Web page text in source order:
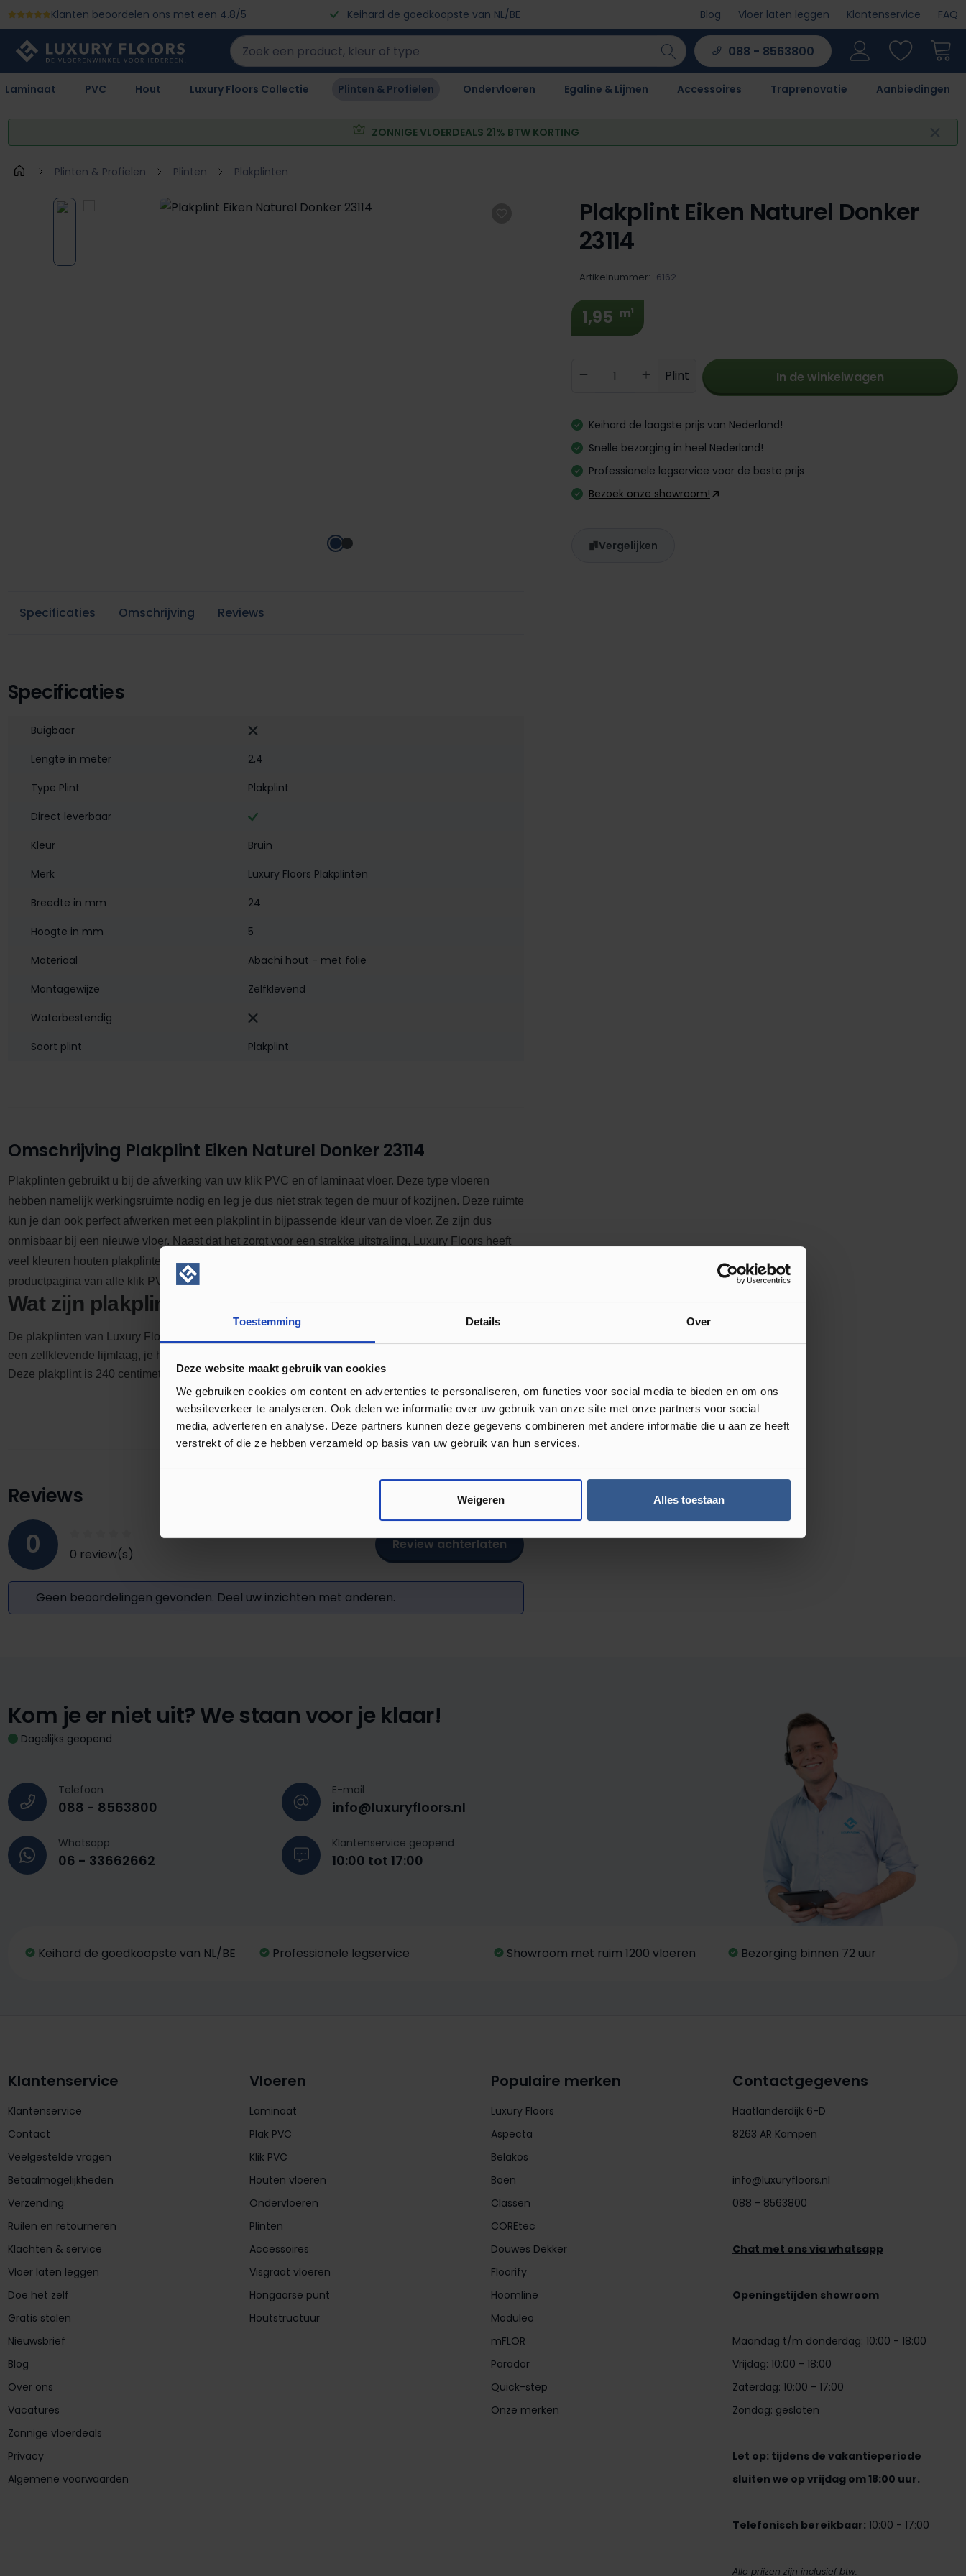
Toestemming Details Over
Deze website maakt gebruik van cookies
We gebruiken cookies om content en advertenties te personaliseren, om functies voor social media te bieden en om ons
websiteverkeer te analyseren. Ook delen we informatie over uw gebruik van onze site met onze partners voor social
media, adverteren en analyse. Deze partners kunnen deze gegevens combineren met andere informatie die u aan ze heeft
verstrekt of die ze hebben verzameld op basis van uw gebruik van hun services.
Weigeren Alles toestaan
naar de hoofdinhoud
Ga naar de zoekopdracht
Ga naar de hoofdnavigatie
Klanten beoordelen ons met een 4.8/5 Keihard de goedkoopste van NL/BE Blog Vloer laten leggen Klantenservice FAQ
088 - 8563800
Laminaat PVC Hout Luxury Floors Collectie Plinten & Profielen Ondervloeren Egaline & Lijmen Accessoires Traprenovatie Aanbiedingen
ZONNIGE VLOERDEALS 21% BTW KORTING
Plinten & Profielen Plinten Plakplinten
Afbeeldingengalerij overslaan
Specificaties Omschrijving Reviews
Specificaties
Buigbaar
Lengte in meter
2,4
Type Plint
Plakplint
Direct leverbaar
Kleur
Bruin
Merk
Luxury Floors Plakplinten
Breedte in mm
24
Hoogte in mm
5
Materiaal
Abachi hout - met folie
Montagewijze
Zelfklevend
Waterbestendig‎
Soort plint
Plakplint
Omschrijving Plakplint Eiken Naturel Donker 23114
Plakplinten gebruikt u bij de afwerking van uw klik PVC en of laminaat vloer. Deze type vloeren
hebben namelijk werkingsruimte nodig en leg je dus niet strak tegen de muur of kozijnen. Deze ruimte
kun je dan ook perfect afwerken met een plakplint in bijpassende kleur van de vloer. Ze zijn dus
onmisbaar bij een nieuwe vloer. Naast dat het zorgt voor een strakke uitstraling, Luxury Floors heeft
veel kleuren houten plakplinten in het assortiment. Je vind de best bijpassende kleur plakplint op de
productpagina van alle klik PVC en laminaat vloeren. Er zit dus altijd wat tussen dat bij uw vloer past.
Wat zijn plakplinten?
De plakplinten van Luxury Floors zijn gemaakt van hout. De onderkant van elke plint is voorzien van
een zelfklevende lijmlaag, je hoeft dan ook geen lijm aan te schaffen om de plakplint te plaatsen.
Deze plakplint is 240 centimeter lang waardoor je snel meters kunt maken. Je vindt
Reviews
0 0 review(s)
Review achterlaten
Geen beoordelingen gevonden. Deel uw inzichten met anderen.
Plakplint Eiken Naturel Donker
23114
Artikelnummer: 6162
1,95 m¹
Producthoeveelheid: Voer de gewenste
Plint In de winkelwagen
Keihard de laagste prijs van Nederland!
Snelle bezorging in heel Nederland!
Professionele legservice voor de beste prijs
Bezoek onze showroom!
Vergelijken
Kom je er niet uit?We staan voor je klaar!
Dagelijks geopend
Telefoon
088 - 8563800
E-mail
info@luxuryfloors.nl
Whatsapp
06 - 33662662
Klantenservice geopend
10:00 tot 17:00
Keihard de goedkoopste van NL/BE Professionele legservice Showroom met ruim 1200 vloeren Bezorging binnen 72 uur
Contactgegevens
Haatlanderdijk 6-D
8263 AR Kampen
info@luxuryfloors.nl
088 - 8563800
Chat met ons via whatsapp
Openingstijden showroom
Maandag t/m donderdag: 10:00 - 18:00
Vrijdag: 10:00 - 18:00
Zaterdag: 10:00 - 17:00
Zondag: gesloten
Let op: tijdens de vakantieperiode
sluiten we op vrijdag om 18:00 uur.
Telefonisch bereikbaar: 10:00 - 17:00
Alle prijzen zijn inclusief btw.
Klantenservice
Klantenservice
Contact
Veelgestelde vragen
Betaalmogelijkheden
Verzending
Ruilen en retourneren
Klachten & service
Vloer laten leggen
Doe het zelf
Gratis stalen
Nieuwsbrief
Blog
Over ons
Vacatures
Zonnige vloerdeals
Privacy
Algemene voorwaarden
Vloeren
Laminaat
Plak PVC
Klik PVC
Houten vloeren
Ondervloeren
Plinten
Accessoires
Visgraat vloeren
Hongaarse punt
Houtstructuur
Populaire merken
Luxury Floors
Aspecta
Belakos
Boen
Classen
COREtec
Douwes Dekker
Floorify
Hoomline
Moduleo
mFLOR
Parador
Quick-step
Onze merken